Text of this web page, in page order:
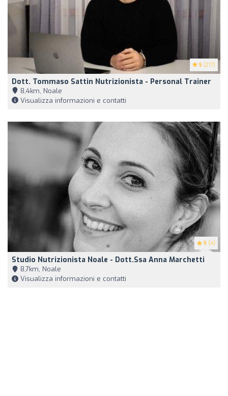
5 (217)
Dott. Tommaso Sattin Nutrizionista - Personal Trainer
8,4km, Noale
Visualizza informazioni e contatti
5 (4)
Studio Nutrizionista Noale - Dott.ssa Anna Marchetti
8,7km, Noale
Visualizza informazioni e contatti